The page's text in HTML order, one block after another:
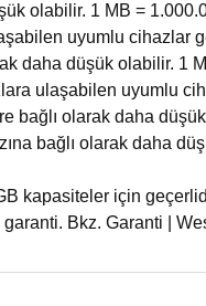
olabilir. 1 MB =
uyumlu cihazlar
daha düşük olabilir.
ulaşabilen uyumlu
bağlı olarak daha
bağlı olarak daha
kapasiteler için
Bkz. Garanti |